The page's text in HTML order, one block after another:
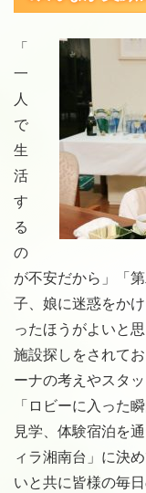
「
一
人
で
生
活
す
る
の
が不安だから」「
子、娘に迷惑をか
ったほうがよいと
施設探しをされて
ーナの考えやスタ
「ロビーに入った
見学、体験宿泊を
ィラ湘南台」に決
いと共に皆様の毎